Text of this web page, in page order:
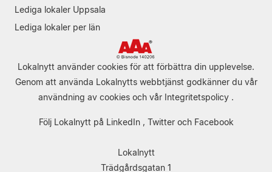
Lediga lokaler Uppsala
Lediga lokaler per län
Lokalnytt använder cookies för att förbättra din upplevelse.
Genom att använda Lokalnytts webbtjänst godkänner du vår
användning av cookies och vår Integritetspolicy .
Följ Lokalnytt på LinkedIn, Twitteroch Facebook
Lokalnytt
Trädgårdsgatan 1